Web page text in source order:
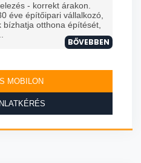
- korrekt árakon.
éve építőipari vállalkozó,
bízhatja otthona építését,
BŐVEBBEN
MOBILON